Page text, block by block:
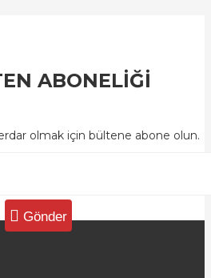
ABONELİĞİ
olmak için bültene abone olun.
Gönder